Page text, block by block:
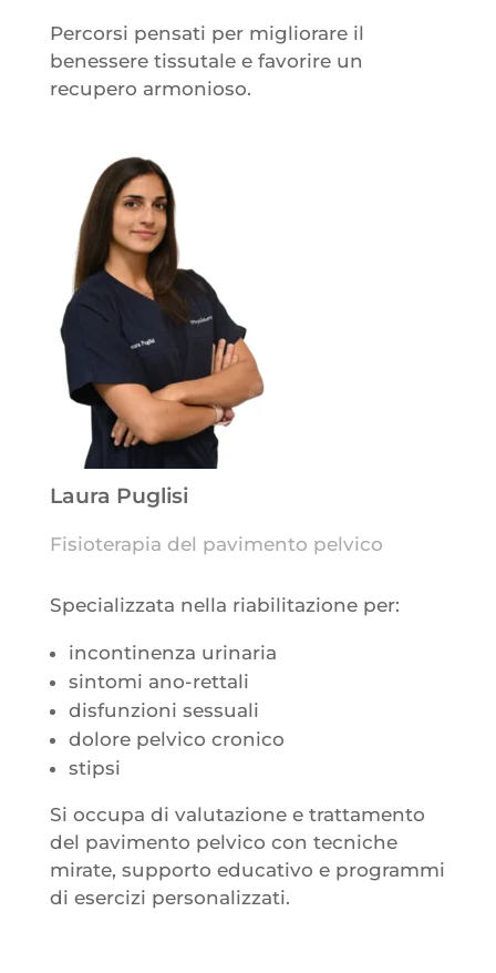
Percorsi pensati per migliorare il
benessere tissutale e favorire un
recupero armonioso.
Laura Puglisi
Fisioterapia del pavimento pelvico
Specializzata nella riabilitazione per:
incontinenza urinaria
sintomi ano-rettali
disfunzioni sessuali
dolore pelvico cronico
stipsi
Si occupa di valutazione e trattamento
del pavimento pelvico con tecniche
mirate, supporto educativo e programmi
di esercizi personalizzati.